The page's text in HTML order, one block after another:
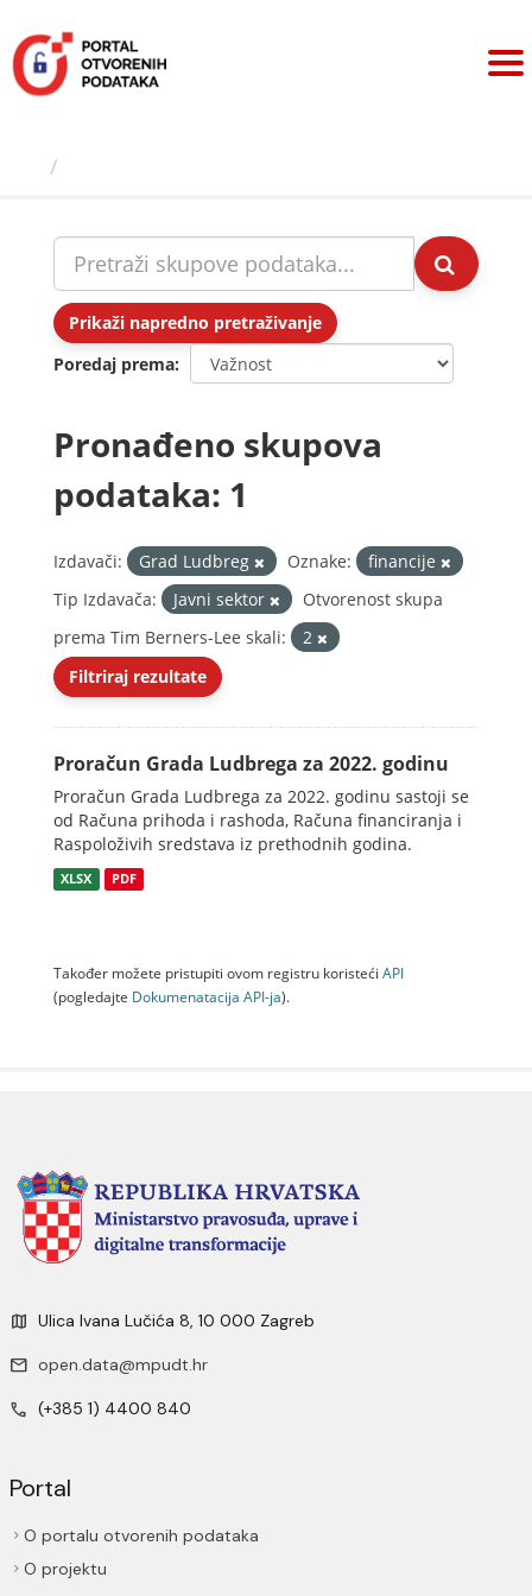
sadržaj
Prikaži napredno pretraživanje
Poredaj prema
Pronađeno skupova
podataka: 1
Izdavači: Grad Ludbreg Oznake:
financije
Tip Izdavača:
Javni sektor
Otvorenost skupa
prema Tim Berners-Lee skali:
2
Filtriraj rezultate
Proračun Grada Ludbrega za 2022. godinu
Proračun Grada Ludbrega za 2022. godinu sastoji se
od Računa prihoda i rashoda, Računa financiranja i
Raspoloživih sredstava iz prethodnih godina.
XLSX PDF
Također možete pristupiti ovom registru koristeći API
(pogledajte Dokumenаtаcijа API-jа).